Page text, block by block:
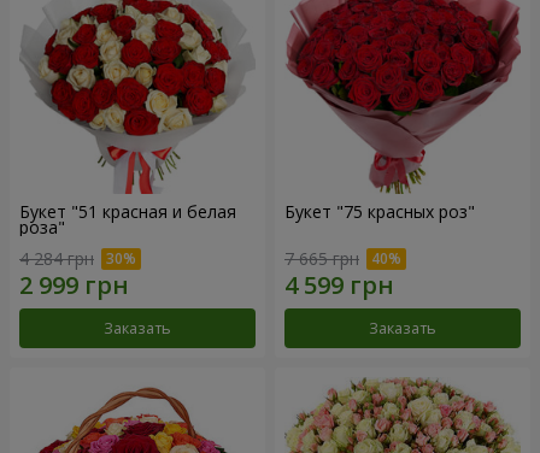
Букет "51 красная и белая
роза"
4 284 грн
Заказать
Букет "75 красных роз"
7 665 грн
Заказать